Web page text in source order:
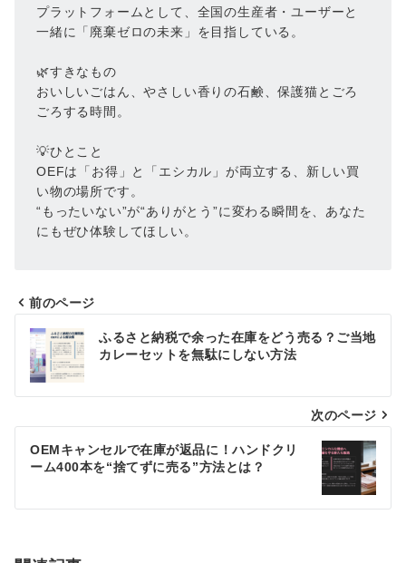
プラットフォームとして、全国の生産者・ユーザーと
一緒に「廃棄ゼロの未来」を目指している。
🌿すきなもの
おいしいごはん、やさしい香りの石鹸、保護猫とごろ
ごろする時間。
💡ひとこと
OEFは「お得」と「エシカル」が両立する、新しい買
い物の場所です。
“もったいない”が“ありがとう”に変わる瞬間を、あなた
にもぜひ体験してほしい。
投
稿
ナ
ビ
ゲ
シ
前のページ
ふるさと納税で余った在庫をどう売る？ご当地
カレーセットを無駄にしない方法
次のページ
OEMキャンセルで在庫が返品に！ハンドクリ
ーム400本を“捨てずに売る”方法とは？